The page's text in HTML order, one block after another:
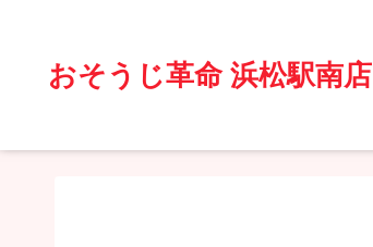
おそうじ革命 浜松駅南店